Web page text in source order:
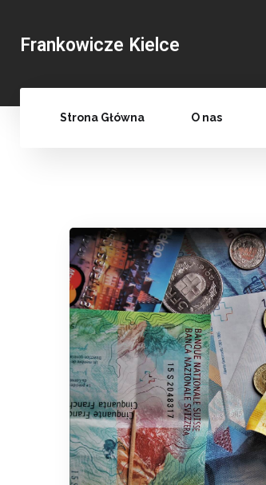
Frankowicze Kielce
Strona Główna O nas